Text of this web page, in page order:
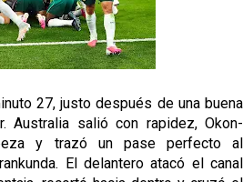
27, justo después de una buena
Australia salió con rapidez, Okon-
y trazó un pase perfecto al
El delantero atacó el canal